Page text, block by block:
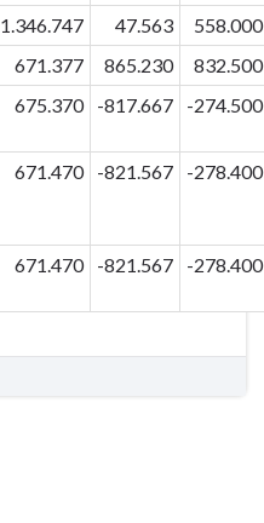
1.346.747 47.563
558.000
671.377 865.230
832.500
675.370 -817.667 -274.500
671.470 -821.567 -278.400
671.470 -821.567 -278.400